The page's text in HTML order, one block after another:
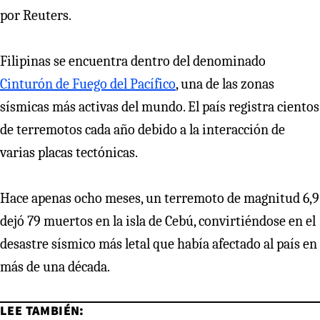
por Reuters.
Filipinas se encuentra dentro del denominado
Cinturón de Fuego del Pacífico, una de las zonas
sísmicas más activas del mundo. El país registra cientos
de terremotos cada año debido a la interacción de
varias placas tectónicas.
Hace apenas ocho meses, un terremoto de magnitud 6,9
dejó 79 muertos en la isla de Cebú, convirtiéndose en el
desastre sísmico más letal que había afectado al país en
más de una década.
LEE TAMBIÉN: